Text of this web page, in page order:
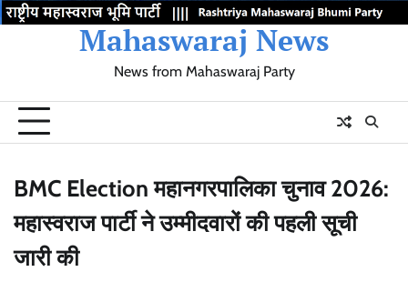
Skip
Mahaswaraj News
News from Mahaswaraj Party
HomeElection
Movement
Mumbai
Maharashtra
Gujarat
LatestAboutBirthday
BMC Election महानगरपालिका चुनाव 2026:
महास्वराज पार्टी ने उम्मीदवारों की पहली सूची
जारी की